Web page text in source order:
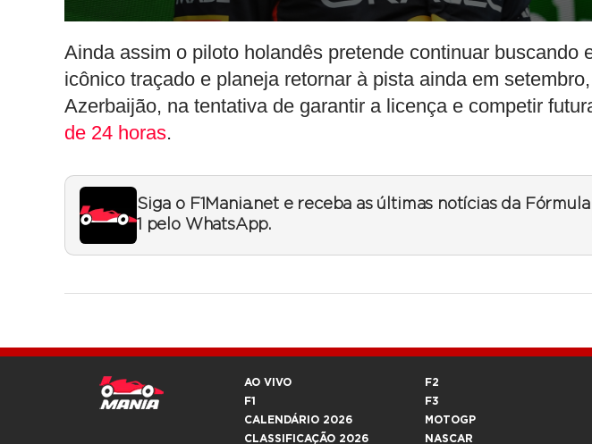
Ainda assim o piloto holandês pretende continuar buscando
icônico traçado e planeja retornar à pista ainda em
Azerbaijão, na tentativa de garantir a licença e competir
de 24 horas.
Siga o F1Mania.net e receba as últimas notícias da Fórmula
1 pelo WhatsApp.
AO VIVO
F1
CALENDÁRIO 2026
CLASSIFICAÇÃO 2026
F2
F3
MOTOGP
NASCAR